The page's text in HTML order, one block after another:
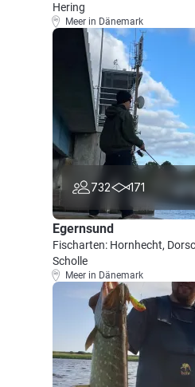
Hering
Meer in Dänemark
732 171
Egernsund
Fischarten: Hornhecht,
Scholle
Meer in Dänemark